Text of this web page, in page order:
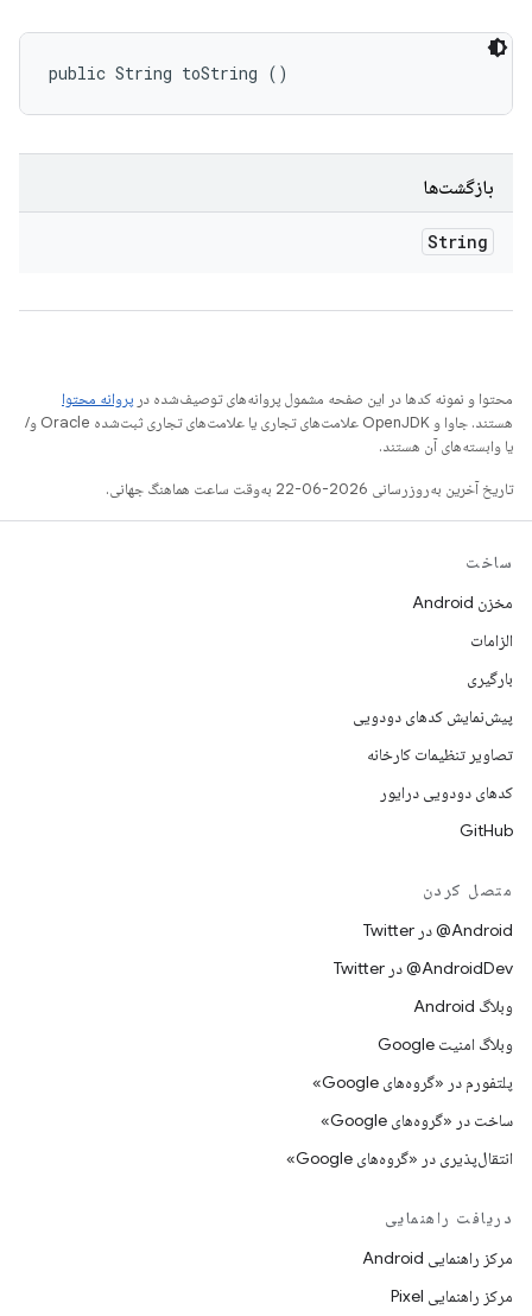
public String toString ()
بازگشت‌ها
String
محتوا و نمونه کدها در این صفحه مشمول پروانه‌های توصیف‌شده در پروانه محتوا
هستند. جاوا و OpenJDK علامت‌های تجاری یا علامت‌های تجاری ثبت‌شده Oracle و/
یا وابسته‌های آن هستند.
تاریخ آخرین به‌روزرسانی 2026-06-22 به‌وقت ساعت هماهنگ جهانی.
ساخت
مخزن Android
الزامات
بارگیری
پیش‌نمایش کدهای دودویی
تصاویر تنظیمات کارخانه
کدهای دودویی درایور
GitHub
متصل کردن
Android@ در Twitter
AndroidDev@ در Twitter
وبلاگ Android
وبلاگ امنیت Google
پلتفورم در «گروه‌های Google»
ساخت در «گروه‌های Google»
انتقال‌پذیری در «گروه‌های Google»
دریافت راهنمایی
مرکز راهنمایی Android
مرکز راهنمایی Pixel